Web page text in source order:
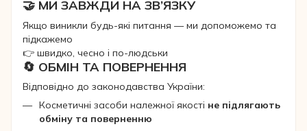
🤝 МИ ЗАВЖДИ НА ЗВ’ЯЗКУ
Якщо виникли будь-які питання — ми допоможемо та
підкажемо
👉 швидко, чесно і по-людськи
🔄 ОБМІН ТА ПОВЕРНЕННЯ
Відповідно до законодавства України:
Косметичні засоби належної якості не підлягають
обміну та поверненню